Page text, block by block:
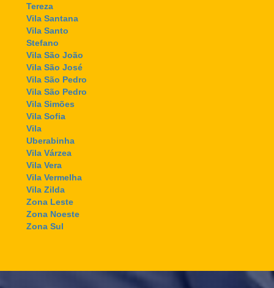
Tereza
Vila Santana
Vila Santo
Stefano
Vila São João
Vila São José
Vila São Pedro
Vila São Pedro
Vila Simões
Vila Sofia
Vila
Uberabinha
Vila Várzea
Vila Vera
Vila Vermelha
Vila Zilda
Zona Leste
Zona Noeste
Zona Sul